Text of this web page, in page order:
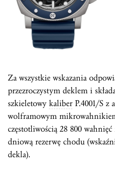
Za wszystkie wskazania
przezroczystym deklem i
szkieletowy kaliber P.4001/S z
wolframowym
częstotliwością 28 800
dniową rezerwę chodu
dekla).